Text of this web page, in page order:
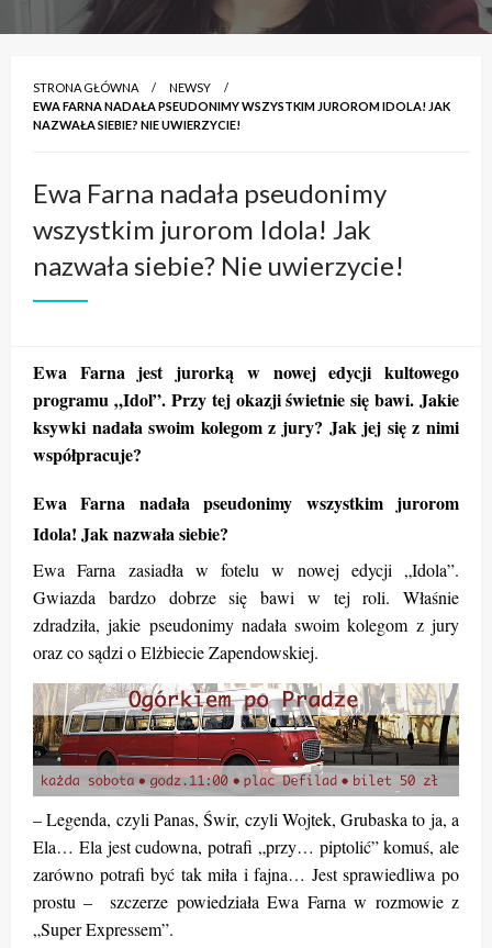
STRONA GŁÓWNA
NEWSY
EWA FARNA NADAŁA PSEUDONIMY WSZYSTKIM JUROROM IDOLA! JAK
NAZWAŁA SIEBIE? NIE UWIERZYCIE!
Ewa Farna nadała pseudonimy
wszystkim jurorom Idola! Jak
nazwała siebie? Nie uwierzycie!
Ewa Farna jest jurorką w nowej edycji kultowego
programu „Idol”. Przy tej okazji świetnie się bawi. Jakie
ksywki nadała swoim kolegom z jury? Jak jej się z nimi
współpracuje?
Ewa Farna nadała pseudonimy wszystkim jurorom
Idola! Jak nazwała siebie?
Ewa Farna zasiadła w fotelu w nowej edycji „Idola”.
Gwiazda bardzo dobrze się bawi w tej roli. Właśnie
zdradziła, jakie pseudonimy nadała swoim kolegom z jury
oraz co sądzi o Elżbiecie Zapendowskiej.
– Legenda, czyli Panas, Świr, czyli Wojtek, Grubaska to ja, a
Ela… Ela jest cudowna, potrafi „przy… piptolić” komuś, ale
zarówno potrafi być tak miła i fajna… Jest sprawiedliwa po
prostu – szczerze powiedziała Ewa Farna w rozmowie z
„Super Expressem”.